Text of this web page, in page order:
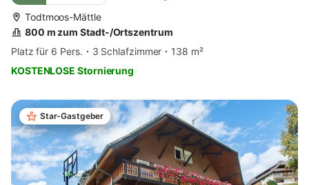
Todtmoos-Mättle
800 m zum Stadt-/Ortszentrum
Platz für 6 Pers.
3 Schlafzimmer
138 m²
KOSTENLOSE Stornierung
Star-Gastgeber